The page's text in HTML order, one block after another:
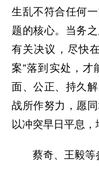
生乱不符合任何
题的核心。当务
有关决议，尽快
案”落到实处，才
面、公正、持久
战所作努力，愿
以冲突早日平息，
蔡奇、王毅等